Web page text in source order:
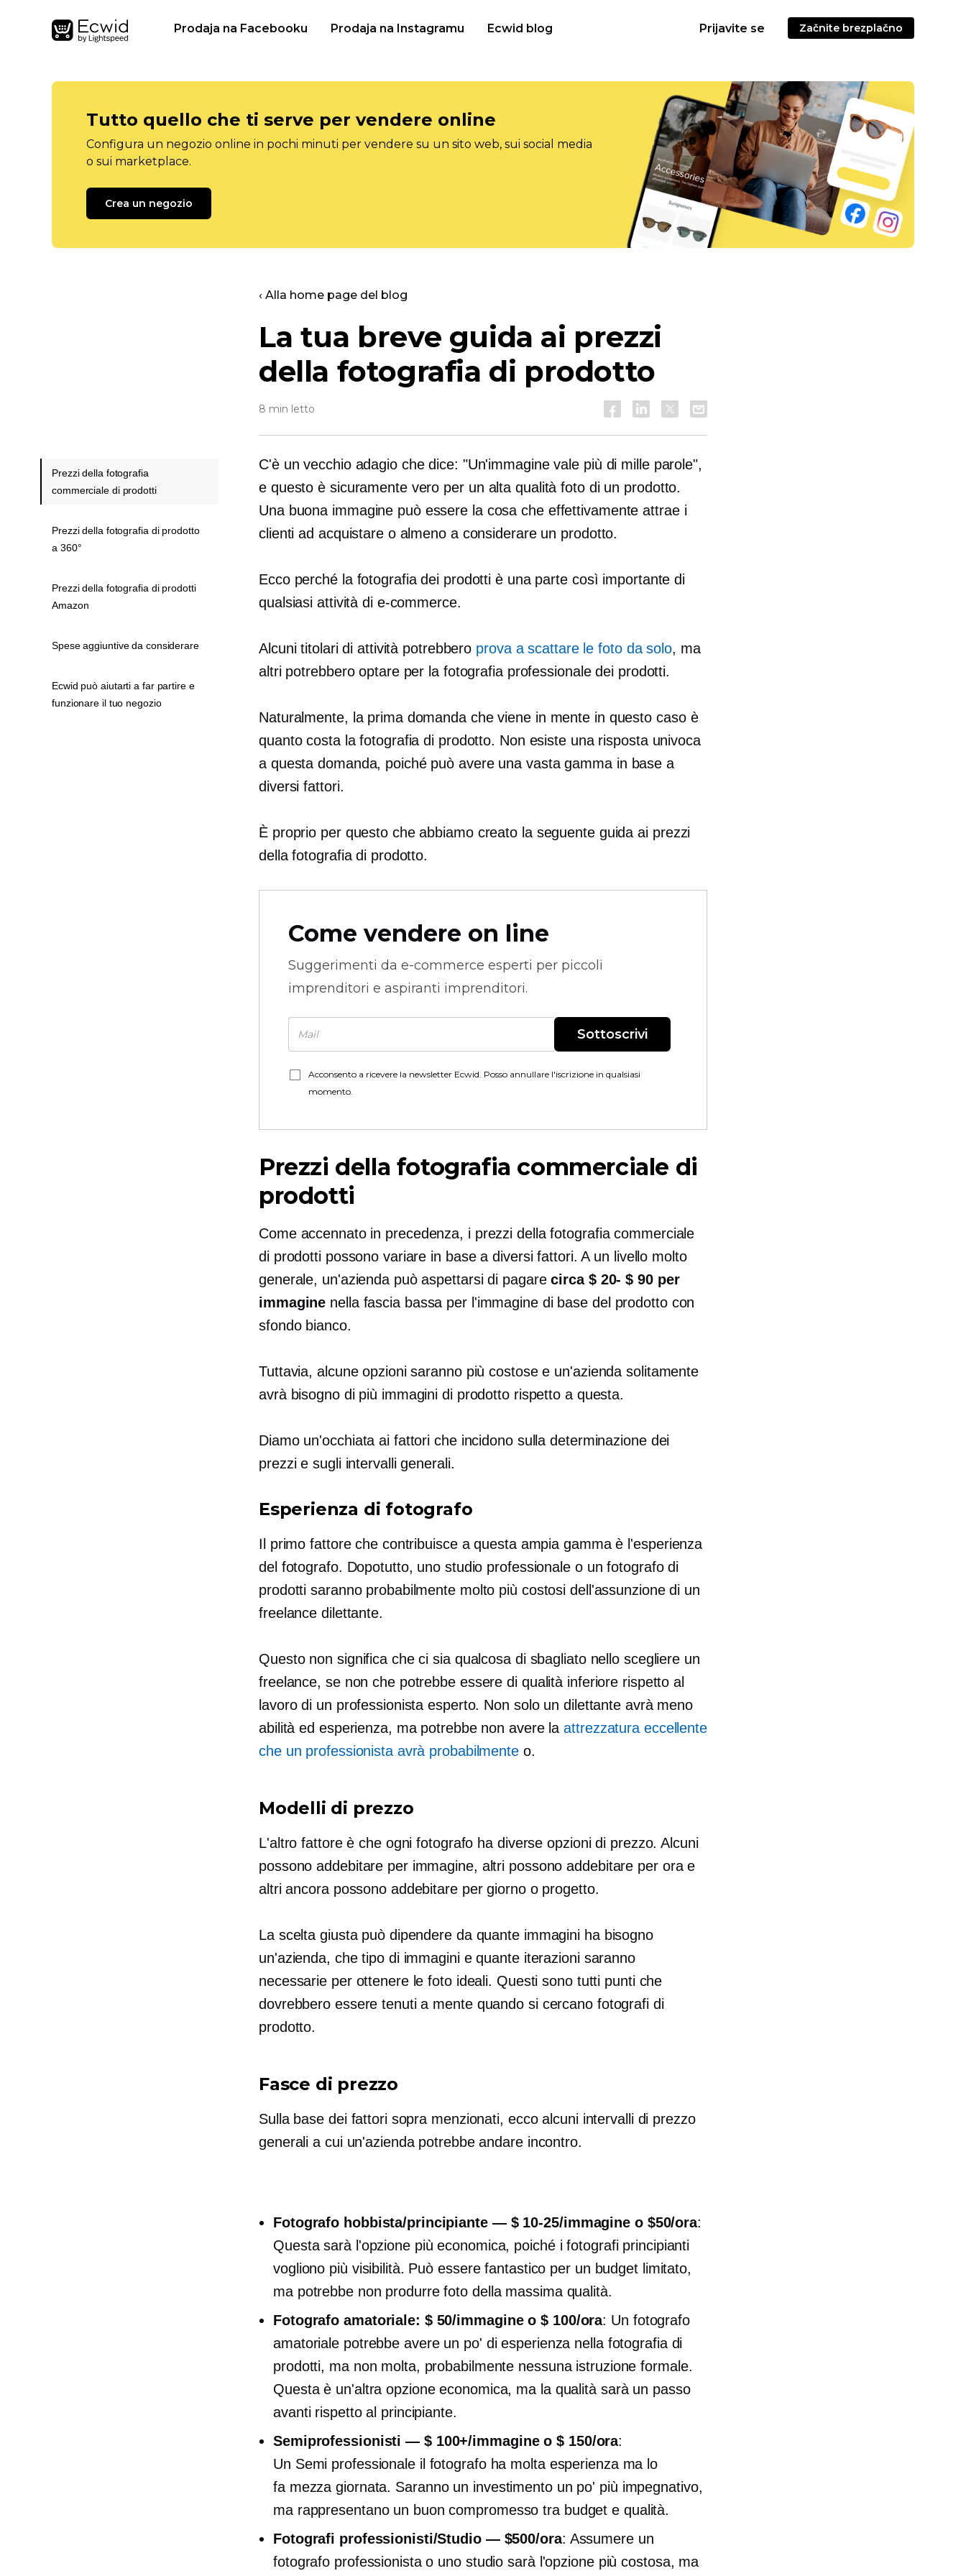
Prodaja na Facebooku Prodaja na Instagramu Ecwid blog Prijavite se Začnite brezplačno
Tutto quello che ti serve per vendere online
Configura un negozio online in pochi minuti per vendere su un sito web, sui social media
o sui marketplace.
Crea un negozio
‹ Alla home page del blog
La tua breve guida ai prezzi
della fotografia di prodotto
8 min letto
C'è un vecchio adagio che dice: "Un'immagine vale più di mille parole",
e questo è sicuramente vero per un alta qualità foto di un prodotto.
Una buona immagine può essere la cosa che effettivamente attrae i
clienti ad acquistare o almeno a considerare un prodotto.
Ecco perché la fotografia dei prodotti è una parte così importante di
qualsiasi attività di e-commerce.
Alcuni titolari di attività potrebbero prova a scattare le foto da solo, ma
altri potrebbero optare per la fotografia professionale dei prodotti.
Naturalmente, la prima domanda che viene in mente in questo caso è
quanto costa la fotografia di prodotto. Non esiste una risposta univoca
a questa domanda, poiché può avere una vasta gamma in base a
diversi fattori.
È proprio per questo che abbiamo creato la seguente guida ai prezzi
della fotografia di prodotto.
Come vendere on line
Suggerimenti da e-commerce esperti per piccoli
imprenditori e aspiranti imprenditori.
Sottoscrivi
Acconsento a ricevere la newsletter Ecwid. Posso annullare l'iscrizione in qualsiasi
momento.
Prezzi della fotografia commerciale di
prodotti
Come accennato in precedenza, i prezzi della fotografia commerciale
di prodotti possono variare in base a diversi fattori. A un livello molto
generale, un'azienda può aspettarsi di pagarecirca $ 20- $ 90per
immagine nella fascia bassa per l'immagine di base del prodotto con
sfondo bianco.
Tuttavia, alcune opzioni saranno più costose e un'azienda solitamente
avrà bisogno di più immagini di prodotto rispetto a questa.
Diamo un'occhiata ai fattori che incidono sulla determinazione dei
prezzi e sugli intervalli generali.
Esperienza di fotografo
Il primo fattore che contribuisce a questa ampia gamma è l'esperienza
del fotografo. Dopotutto, uno studio professionale o un fotografo di
prodotti saranno probabilmente molto più costosi dell'assunzione di un
freelance dilettante.
Questo non significa che ci sia qualcosa di sbagliato nello scegliere un
freelance, se non che potrebbe essere di qualità inferiore rispetto al
lavoro di un professionista esperto. Non solo un dilettante avrà meno
abilità ed esperienza, ma potrebbe non avere laattrezzatura eccellente
che un professionista avrà probabilmente o.
Modelli di prezzo
L'altro fattore è che ogni fotografo ha diverse opzioni di prezzo. Alcuni
possono addebitare per immagine, altri possono addebitare per ora e
altri ancora possono addebitare per giorno o progetto.
La scelta giusta può dipendere da quante immagini ha bisogno
un'azienda, che tipo di immagini e quante iterazioni saranno
necessarie per ottenere le foto ideali. Questi sono tutti punti che
dovrebbero essere tenuti a mente quando si cercano fotografi di
prodotto.
Fasce di prezzo
Sulla base dei fattori sopra menzionati, ecco alcuni intervalli di prezzo
generali a cui un'azienda potrebbe andare incontro.
Fotografo hobbista/principiante — $ 10-25/immagine o $50/ora:
Questa sarà l'opzione più economica, poiché i fotografi principianti
vogliono più visibilità. Può essere fantastico per un budget limitato,
ma potrebbe non produrre foto della massima qualità.
Fotografo amatoriale: $ 50/immagine o $ 100/ora: Un fotografo
amatoriale potrebbe avere un po' di esperienza nella fotografia di
prodotti, ma non molta, probabilmente nessuna istruzione formale.
Questa è un'altra opzione economica, ma la qualità sarà un passo
avanti rispetto al principiante.
Semiprofessionisti — $ 100+/immagine o $ 150/ora:
Un Semi professionaleil fotografo ha molta esperienza ma lo
fa mezza giornata. Saranno un investimento un po' più impegnativo,
ma rappresentano un buon compromesso tra budget e qualità.
Fotografi professionisti/Studio — $500/ora: Assumere un
fotografo professionista o uno studio sarà l'opzione più costosa, ma
Prezzi della fotografia
commerciale di prodotti
Prezzi della fotografia di prodotto
a 360°
Prezzi della fotografia di prodotti
Amazon
Spese aggiuntive da considerare
Ecwid può aiutarti a far partire e
funzionare il tuo negozio